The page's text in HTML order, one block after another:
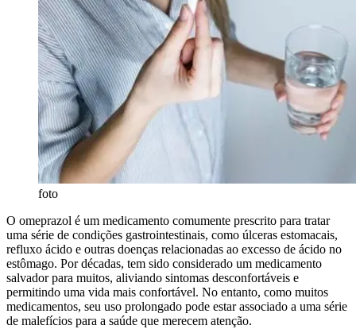
foto
O omeprazol é um medicamento comumente prescrito para tratar
uma série de condições gastrointestinais, como úlceras estomacais,
refluxo ácido e outras doenças relacionadas ao excesso de ácido no
estômago. Por décadas, tem sido considerado um medicamento
salvador para muitos, aliviando sintomas desconfortáveis e
permitindo uma vida mais confortável. No entanto, como muitos
medicamentos, seu uso prolongado pode estar associado a uma série
de malefícios para a saúde que merecem atenção.